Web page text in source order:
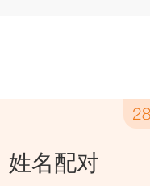
姓名配对